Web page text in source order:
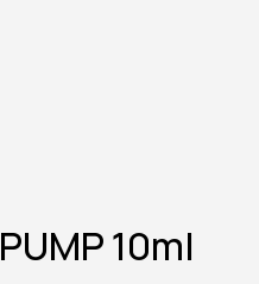
10ml